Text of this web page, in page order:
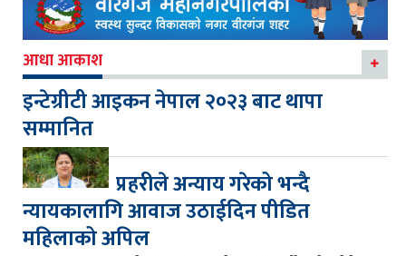
आधा आकाश
इन्टेग्रीटी आइकन नेपाल २०२३ बाट थापा
सम्मानित
प्रहरीले अन्याय गरेको भन्दै
न्यायकालागि आवाज उठाईदिन पीडित
महिलाको अपिल